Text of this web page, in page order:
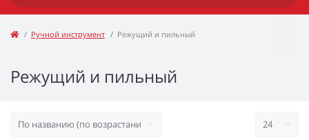
Ручной инструмент Режущий и пильный
Режущий и пильный